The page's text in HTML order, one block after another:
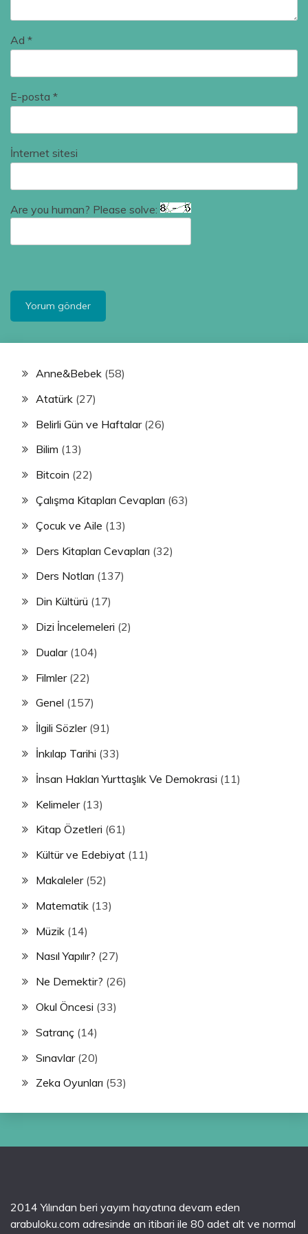
Ad *
E-posta *
İnternet sitesi
Are you human? Please solve:
Anne&Bebek (58)
Atatürk (27)
Belirli Gün ve Haftalar(26)
Bilim (13)
Bitcoin (22)
Çalışma Kitapları Cevapları (63)
Çocuk ve Aile (13)
Ders Kitapları Cevapları (32)
Ders Notları (137)
Din Kültürü (17)
Dizi İncelemeleri (2)
Dualar(104)
Filmler(22)
Genel (157)
İlgili Sözler(91)
İnkılap Tarihi (33)
İnsan Hakları Yurttaşlık Ve Demokrasi (11)
Kelimeler(13)
Kitap Özetleri (61)
Kültür ve Edebiyat (11)
Makaleler(52)
Matematik (13)
Müzik (14)
Nasıl Yapılır? (27)
Ne Demektir? (26)
Okul Öncesi (33)
Satranç (14)
Sınavlar(20)
Zeka Oyunları (53)
2014 Yılından beri yayım hayatına devam eden
arabuloku.com adresinde an itibari ile 80 adet alt ve normal